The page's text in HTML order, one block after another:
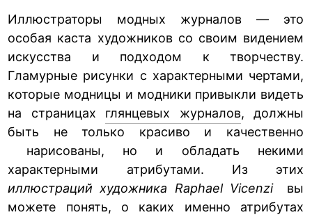
Иллюстраторы модных журналов — это
особая каста художников со своим видением
искусства и подходом к творчеству.
Гламурные рисунки с характерными чертами,
которые модницы и модники привыкли видеть
на страницах глянцевых журналов, должны
быть не только красиво и качественно
нарисованы, но и обладать некими
характерными атрибутами. Из этих
иллюстраций художника Raphael Vicenziвы
можете понять, о каких именно атрибутах